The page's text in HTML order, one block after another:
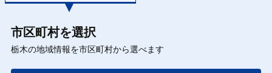
市区町村を選択
栃木の地域情報を市区町村から選べます